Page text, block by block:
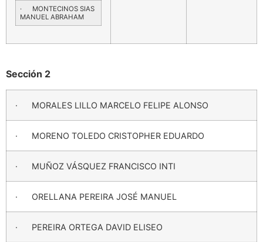
· MONTECINOS SIAS
MANUEL ABRAHAM
Sección 2
· MORALES LILLO MARCELO FELIPE ALONSO
· MORENO TOLEDO CRISTOPHER EDUARDO
· MUÑOZ VÁSQUEZ FRANCISCO INTI
· ORELLANA PEREIRA JOSÉ MANUEL
· PEREIRA ORTEGA DAVID ELISEO